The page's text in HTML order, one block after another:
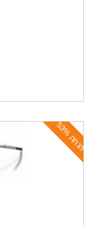
ה
נ
ח
ה
5
3
%